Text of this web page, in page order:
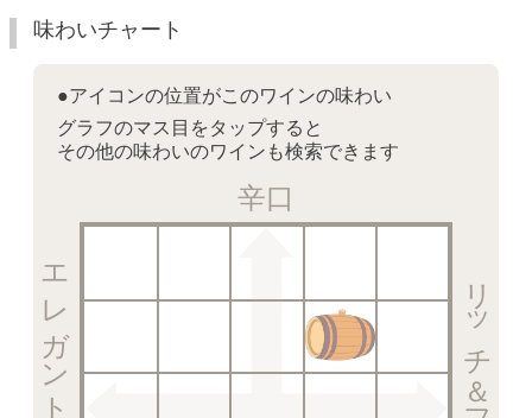
味わいチャート
●アイコンの位置がこのワインの味わい
グラフのマス目をタップすると
その他の味わいのワインも検索できます
辛口